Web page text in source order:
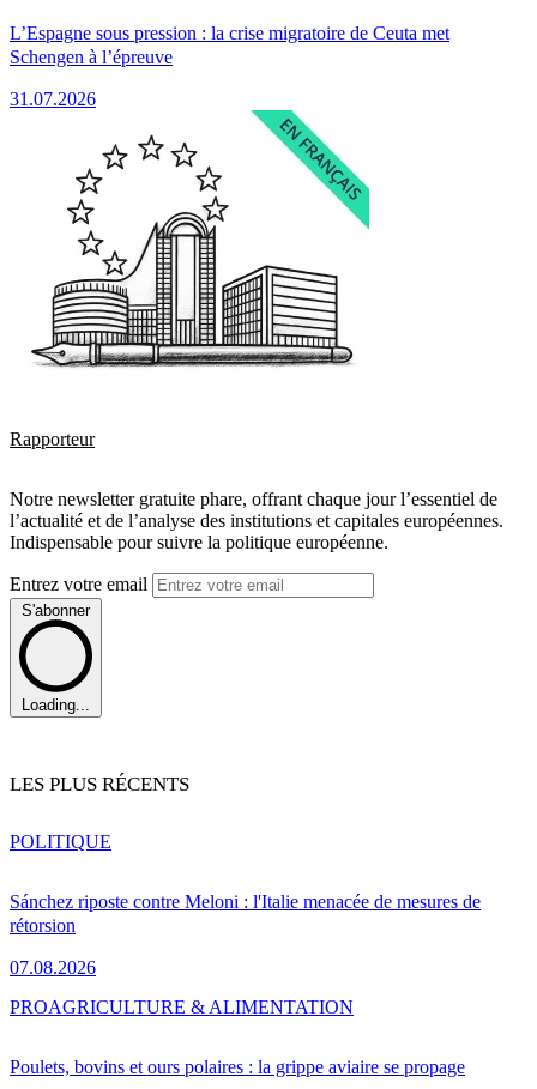
L’Espagne sous pression : la crise migratoire de Ceuta met
Schengen à l’épreuve
31.07.2026
Rapporteur
Notre newsletter gratuite phare, offrant chaque jour l’essentiel de
l’actualité et de l’analyse des institutions et capitales européennes.
Indispensable pour suivre la politique européenne.
Entrez votre email
S'abonner
Loading...
LES PLUS RÉCENTS
Sánchez riposte contre Meloni : l'Italie menacée de mesures de
rétorsion
07.08.2026
POLITIQUE
Poulets, bovins et ours polaires : la grippe aviaire se propage
PROAGRICULTURE & ALIMENTATION